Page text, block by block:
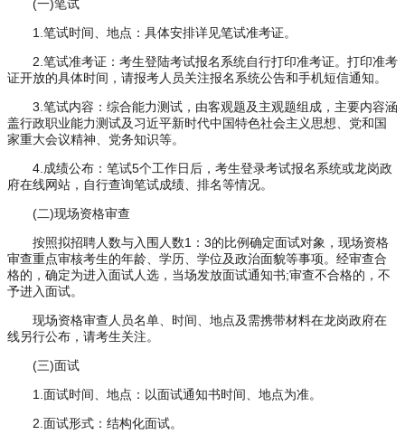
(一)笔试
1.笔试时间、地点：具体安排详见笔试准考证。
2.笔试准考证：考生登陆考试报名系统自行打印准考证。打印准考
证开放的具体时间，请报考人员关注报名系统公告和手机短信通知。
3.笔试内容：综合能力测试，由客观题及主观题组成，主要内容涵
盖行政职业能力测试及习近平新时代中国特色社会主义思想、党和国
家重大会议精神、党务知识等。
4.成绩公布：笔试5个工作日后，考生登录考试报名系统或龙岗政
府在线网站，自行查询笔试成绩、排名等情况。
(二)现场资格审查
按照拟招聘人数与入围人数1：3的比例确定面试对象，现场资格
审查重点审核考生的年龄、学历、学位及政治面貌等事项。经审查合
格的，确定为进入面试人选，当场发放面试通知书;审查不合格的，不
予进入面试。
现场资格审查人员名单、时间、地点及需携带材料在龙岗政府在
线另行公布，请考生关注。
(三)面试
1.面试时间、地点：以面试通知书时间、地点为准。
2.面试形式：结构化面试。